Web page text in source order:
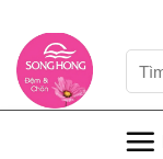
content
kiếm: